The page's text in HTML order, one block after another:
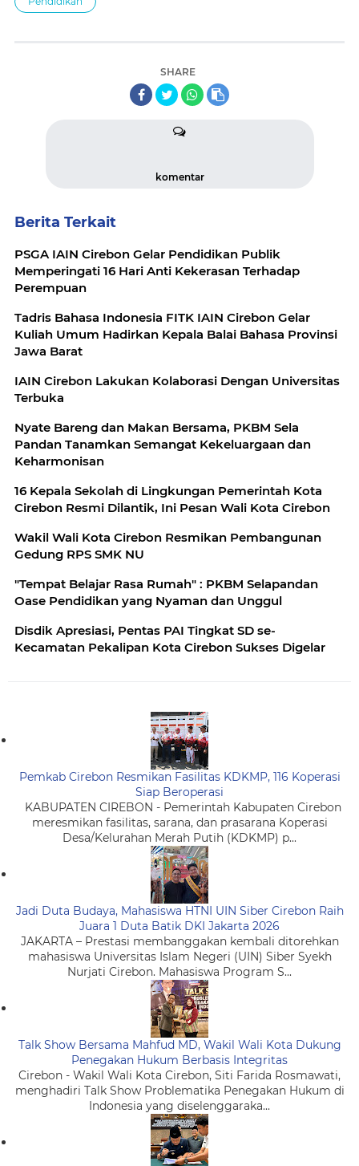
SHARE
komentar
Berita Terkait
PSGA IAIN Cirebon Gelar Pendidikan Publik
Memperingati 16 Hari Anti Kekerasan Terhadap
Perempuan
Tadris Bahasa Indonesia FITK IAIN Cirebon Gelar
Kuliah Umum Hadirkan Kepala Balai Bahasa Provinsi
Jawa Barat
IAIN Cirebon Lakukan Kolaborasi Dengan Universitas
Terbuka
Nyate Bareng dan Makan Bersama, PKBM Sela
Pandan Tanamkan Semangat Kekeluargaan dan
Keharmonisan
16 Kepala Sekolah di Lingkungan Pemerintah Kota
Cirebon Resmi Dilantik, Ini Pesan Wali Kota Cirebon
Wakil Wali Kota Cirebon Resmikan Pembangunan
Gedung RPS SMK NU
"Tempat Belajar Rasa Rumah" : PKBM Selapandan
Oase Pendidikan yang Nyaman dan Unggul
Disdik Apresiasi, Pentas PAI Tingkat SD se-
Kecamatan Pekalipan Kota Cirebon Sukses Digelar
Pemkab Cirebon Resmikan Fasilitas KDKMP, 116 Koperasi
Siap Beroperasi
KABUPATEN CIREBON - Pemerintah Kabupaten Cirebon
meresmikan fasilitas, sarana, dan prasarana Koperasi
Desa/Kelurahan Merah Putih (KDKMP) p...
Jadi Duta Budaya, Mahasiswa HTNI UIN Siber Cirebon Raih
Juara 1 Duta Batik DKI Jakarta 2026
JAKARTA – Prestasi membanggakan kembali ditorehkan
mahasiswa Universitas Islam Negeri (UIN) Siber Syekh
Nurjati Cirebon. Mahasiswa Program S...
Talk Show Bersama Mahfud MD, Wakil Wali Kota Dukung
Penegakan Hukum Berbasis Integritas
Cirebon - Wakil Wali Kota Cirebon, Siti Farida Rosmawati,
menghadiri Talk Show Problematika Penegakan Hukum di
Indonesia yang diselenggaraka...